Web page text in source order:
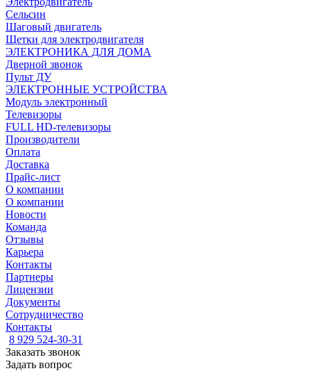
Сельсин
Шаговый двигатель
Щетки для электродвигателя
ЭЛЕКТРОНИКА ДЛЯ ДОМА
Дверной звонок
Пульт ДУ
ЭЛЕКТРОННЫЕ УСТРОЙСТВА
Модуль электронный
Телевизоры
FULL HD-телевизоры
Производители
Оплата
Доставка
Прайс-лист
О компании
О компании
Новости
Команда
Отзывы
Карьера
Контакты
Партнеры
Лицензии
Документы
Сотрудничество
Контакты
8 929 524-30-31
Заказать звонок
Задать вопрос